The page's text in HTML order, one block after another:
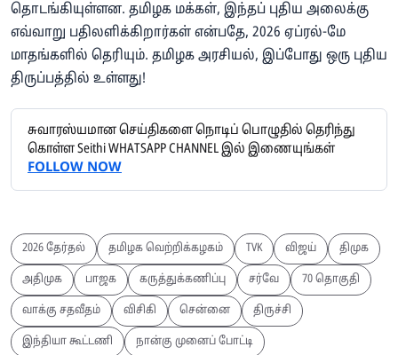
தொடங்கியுள்ளன. தமிழக மக்கள், இந்தப் புதிய அலைக்கு
எவ்வாறு பதிலளிக்கிறார்கள் என்பதே, 2026 ஏப்ரல்-மே
மாதங்களில் தெரியும். தமிழக அரசியல், இப்போது ஒரு புதிய
திருப்பத்தில் உள்ளது!
சுவாரஸ்யமான செய்திகளை நொடிப் பொழுதில் தெரிந்து
கொள்ள Seithi WHATSAPP CHANNEL இல் இணையுங்கள்
FOLLOW NOW
2026 தேர்தல் தமிழக வெற்றிக்கழகம் TVK விஜய் திமுக
அதிமுக பாஜக கருத்துக்கணிப்பு சர்வே 70 தொகுதி
வாக்கு சதவீதம் விசிகி சென்னை திருச்சி
இந்தியா கூட்டணி நான்கு முனைப் போட்டி